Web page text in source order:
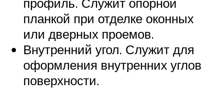
планкой при отделке оконных
или дверных проемов.
Внутренний угол. Служит для
оформления внутренних углов
поверхности.